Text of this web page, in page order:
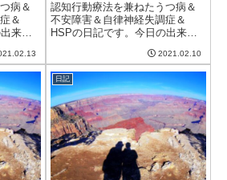
病＆
＆
来事
な
っ
雨が
かい
認知行動療法を兼ねたうつ病＆
不安障害＆自律神経失調症＆
HSPの日記です。今日の出来事
けど気温が低い日。でも、明日
からはまた暖かくなるらしい。
振れ幅が大きいと体と心にこた
える。。。そして、またもう1回
くらいは雪が降...
2021.02.10
日記